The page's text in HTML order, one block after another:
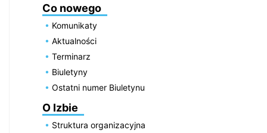
Co nowego
Komunikaty
Aktualności
Terminarz
Biuletyny
Ostatni numer Biuletynu
O Izbie
Struktura organizacyjna